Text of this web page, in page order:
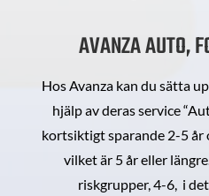
AVANZA AUTO,
Hos Avanza kan du sätta
hjälp av deras service
kortsiktigt sparande 2-5 år
vilket är 5 år eller
riskgrupper, 4-6, i